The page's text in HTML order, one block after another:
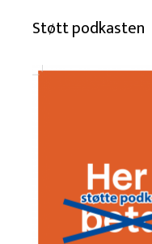
Støtt podkasten